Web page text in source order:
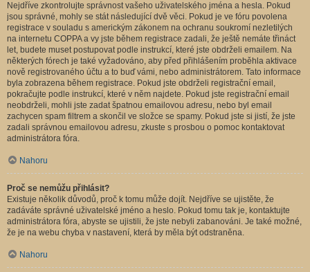
Nejdříve zkontrolujte správnost vašeho uživatelského jména a hesla. Pokud
jsou správné, mohly se stát následující dvě věci. Pokud je ve fóru povolena
registrace v souladu s americkým zákonem na ochranu soukromí nezletilých
na internetu COPPA a vy jste během registrace zadali, že ještě nemáte třináct
let, budete muset postupovat podle instrukcí, které jste obdrželi emailem. Na
některých fórech je také vyžadováno, aby před přihlášením proběhla aktivace
nově registrovaného účtu a to buď vámi, nebo administrátorem. Tato informace
byla zobrazena během registrace. Pokud jste obdrželi registrační email,
pokračujte podle instrukcí, které v něm najdete. Pokud jste registrační email
neobdrželi, mohli jste zadat špatnou emailovou adresu, nebo byl email
zachycen spam filtrem a skončil ve složce se spamy. Pokud jste si jistí, že jste
zadali správnou emailovou adresu, zkuste s prosbou o pomoc kontaktovat
administrátora fóra.
Nahoru
Proč se nemůžu přihlásit?
Existuje několik důvodů, proč k tomu může dojít. Nejdříve se ujistěte, že
zadáváte správné uživatelské jméno a heslo. Pokud tomu tak je, kontaktujte
administrátora fóra, abyste se ujistili, že jste nebyli zabanováni. Je také možné,
že je na webu chyba v nastavení, která by měla být odstraněna.
Nahoru